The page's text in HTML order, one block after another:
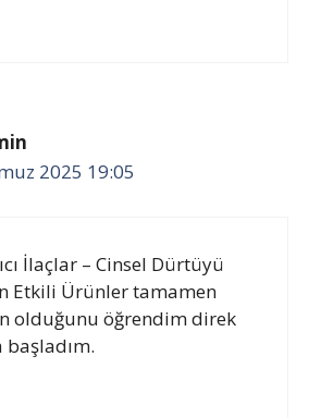
2025 19:05
İlaçlar – Cinsel Dürtüyü
Etkili Ürünler tamamen
olduğunu öğrendim direk